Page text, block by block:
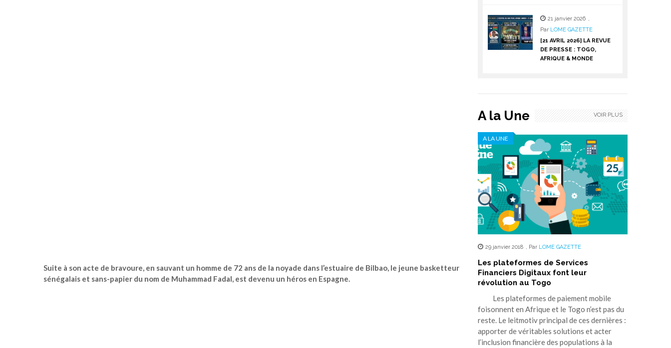
Suite à son acte de bravoure, en sauvant un homme de 72 ans de la noyade dans l’estuaire de Bilbao, le jeune basketteur
sénégalais et sans-papier du nom de Muhammad Fadal, est devenu un héros en Espagne.
21 janvier 2026 ,
Par LOME GAZETTE
[21 AVRIL 2026] LA REVUE
DE PRESSE : TOGO,
AFRIQUE & MONDE
A la Une
A LA UNE
29 janvier 2018 , Par LOME GAZETTE
Les plateformes de Services
Financiers Digitaux font leur
révolution au Togo
Les plateformes de paiement mobile
foisonnent en Afrique et le Togo n’est pas du
reste. Le leitmotiv principal de ces dernières :
apporter de véritables solutions et acter
l’inclusion financière des populations à la
VOIR PLUS